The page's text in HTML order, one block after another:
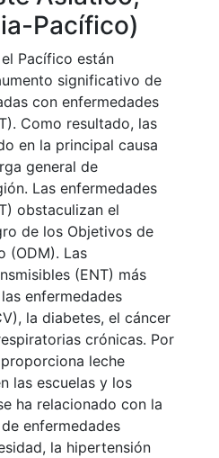
Pacífico)
Pacífico están
significativo de
con enfermedades
Como resultado, las
en la principal causa
general de
Las enfermedades
obstaculizan el
de los Objetivos de
(ODM). Las
(ENT) más
enfermedades
la diabetes, el cáncer
crónicas. Por
leche
las escuelas y los
ha relacionado con la
enfermedades
la hipertensión